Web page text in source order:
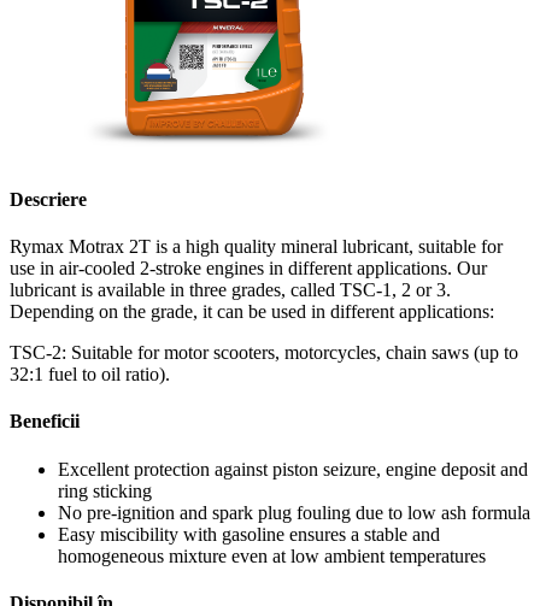
Descriere
Rymax Motrax 2T is a high quality mineral lubricant, suitable for
use in air-cooled 2-stroke engines in different applications. Our
lubricant is available in three grades, called TSC-1, 2 or 3.
Depending on the grade, it can be used in different applications:
TSC-2: Suitable for motor scooters, motorcycles, chain saws (up to
32:1 fuel to oil ratio).
Beneficii
Excellent protection against piston seizure, engine deposit and
ring sticking
No pre-ignition and spark plug fouling due to low ash formula
Easy miscibility with gasoline ensures a stable and
homogeneous mixture even at low ambient temperatures